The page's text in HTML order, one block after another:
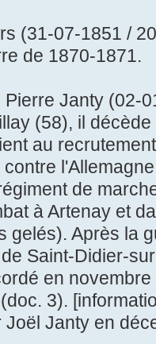
(31-07-1851 /
de 1870-1871.
Janty (02-
(58), il
au
de
à Artenay et
gelés). Après la
Saint-Didier-
en
3).
Janty en